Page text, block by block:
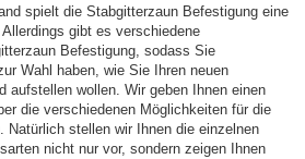
spielt die Stabgitterzaun Befestigung eine
gibt es verschiedene
Befestigung, sodass Sie
Wahl haben, wie Sie Ihren neuen
aufstellen wollen. Wir geben Ihnen einen
die verschiedenen Möglichkeiten für die
Natürlich stellen wir Ihnen die einzelnen
nicht nur vor, sondern zeigen Ihnen